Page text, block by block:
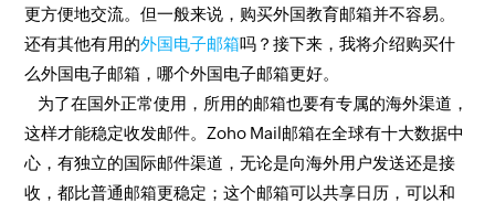
更方便地交流。但一般来说，购买外国教育邮箱并不容易。
还有其他有用的外国电子邮箱吗？接下来，我将介绍购买什
么外国电子邮箱，哪个外国电子邮箱更好。
为了在国外正常使用，所用的邮箱也要有专属的海外渠道，
这样才能稳定收发邮件。Zoho Mail邮箱在全球有十大数据中
心，有独立的国际邮件渠道，无论是向海外用户发送还是接
收，都比普通邮箱更稳定；这个邮箱可以共享日历，可以和